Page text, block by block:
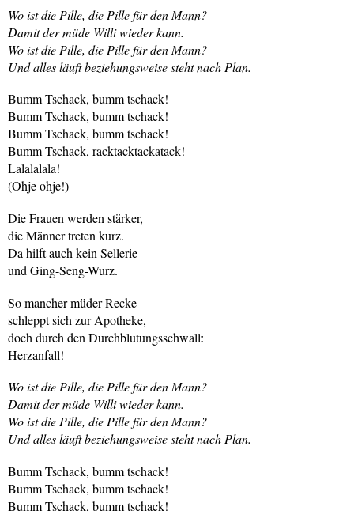
Wo ist die Pille, die Pille für den Mann?
Damit der müde Willi wieder kann.
Wo ist die Pille, die Pille für den Mann?
Und alles läuft beziehungsweise steht nach Plan.
Bumm Tschack, bumm tschack!
Bumm Tschack, bumm tschack!
Bumm Tschack, bumm tschack!
Bumm Tschack, racktacktackatack!
Lalalalala!
(Ohje ohje!)
Die Frauen werden stärker,
die Männer treten kurz.
Da hilft auch kein Sellerie
und Ging-Seng-Wurz.
So mancher müder Recke
schleppt sich zur Apotheke,
doch durch den Durchblutungsschwall:
Herzanfall!
Wo ist die Pille, die Pille für den Mann?
Damit der müde Willi wieder kann.
Wo ist die Pille, die Pille für den Mann?
Und alles läuft beziehungsweise steht nach Plan.
Bumm Tschack, bumm tschack!
Bumm Tschack, bumm tschack!
Bumm Tschack, bumm tschack!